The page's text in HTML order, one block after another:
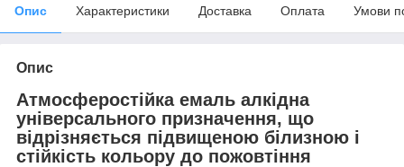
Опис Характеристики Доставка Оплата Умови
Опис
Атмосферостійка емаль алкідна
універсального призначення, що
відрізняється підвищеною білизною і
стійкість кольору до пожовтіння